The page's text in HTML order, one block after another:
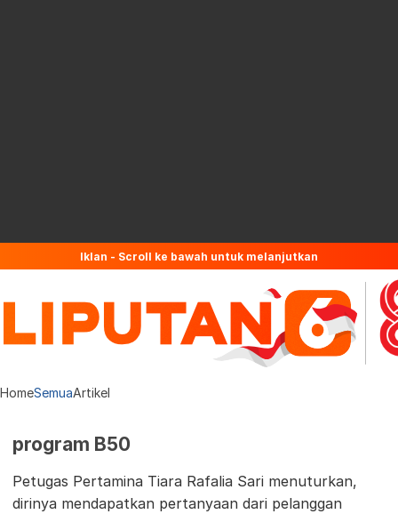
Iklan - Scroll ke bawah untuk melanjutkan
HomeSemuaArtikel
program B50
Petugas Pertamina Tiara Rafalia Sari menuturkan,
dirinya mendapatkan pertanyaan dari pelanggan